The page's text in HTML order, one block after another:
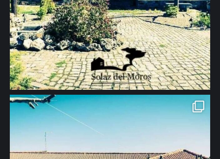
655444294 #casarural #turismorural #viajes #turismo #descanso
#naturaleza #relax #tranquilidad #segovia" aria-hidden="true">